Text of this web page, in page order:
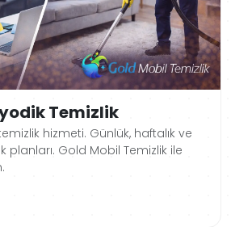
Temizlik
hizmeti. Günlük, haftalık ve
planları. Gold Mobil Temizlik ile